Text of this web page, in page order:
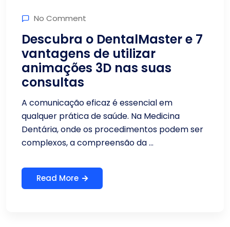
No Comment
Descubra o DentalMaster e 7
vantagens de utilizar
animações 3D nas suas
consultas
A comunicação eficaz é essencial em
qualquer prática de saúde. Na Medicina
Dentária, onde os procedimentos podem ser
complexos, a compreensão da ...
Read More